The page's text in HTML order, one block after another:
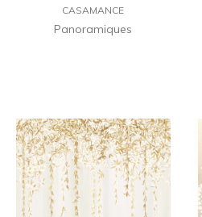
CASAMANCE
Panoramiques